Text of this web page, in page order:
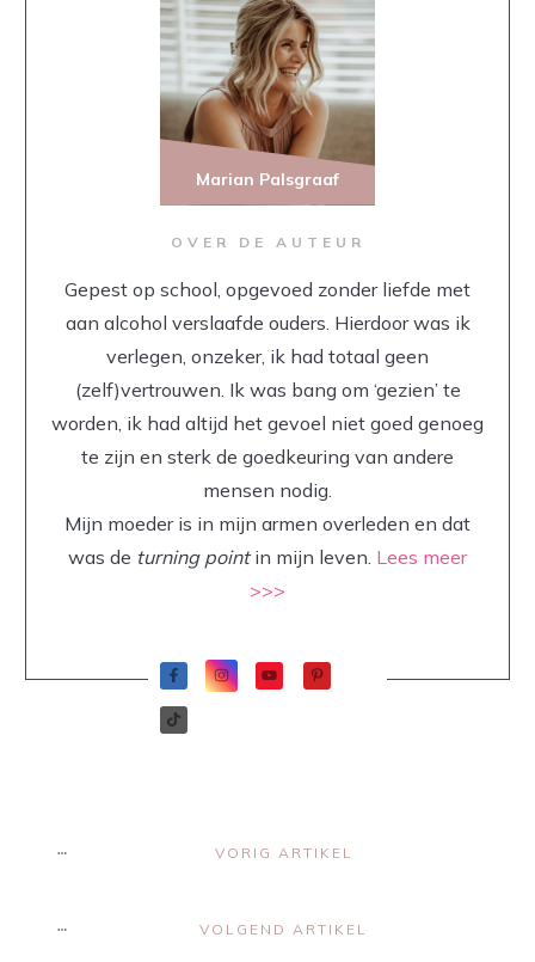
OVER DE AUTEUR
Gepest op school, opgevoed zonder liefde met
aan alcohol verslaafde ouders. Hierdoor was ik
verlegen, onzeker, ik had totaal geen
(zelf)vertrouwen. Ik was bang om ‘gezien’ te
worden, ik had altijd het gevoel niet goed genoeg
te zijn en sterk de goedkeuring van andere
mensen nodig.
Mijn moeder is in mijn armen overleden en dat
was de turning pointin mijn leven. Lees meer
>>>
Marian Palsgraaf
VORIG ARTIKEL
VOLGEND ARTIKEL